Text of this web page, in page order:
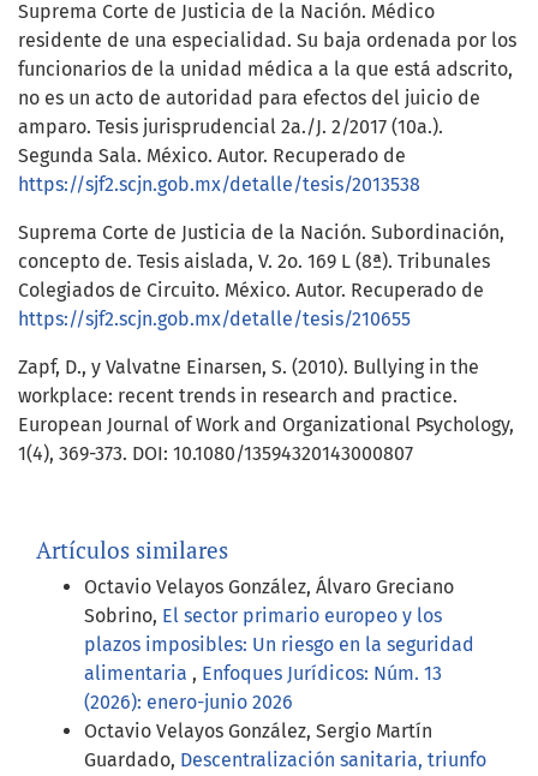
Suprema Corte de Justicia de la Nación. Médico
residente de una especialidad. Su baja ordenada por los
funcionarios de la unidad médica a la que está adscrito,
no es un acto de autoridad para efectos del juicio de
amparo. Tesis jurisprudencial 2a./J. 2/2017 (10a.).
Segunda Sala. México. Autor. Recuperado de
https://sjf2.scjn.gob.mx/detalle/tesis/2013538
Suprema Corte de Justicia de la Nación. Subordinación,
concepto de. Tesis aislada, V. 2o. 169 L (8ª). Tribunales
Colegiados de Circuito. México. Autor. Recuperado de
https://sjf2.scjn.gob.mx/detalle/tesis/210655
Zapf, D., y Valvatne Einarsen, S. (2010). Bullying in the
workplace: recent trends in research and practice.
European Journal of Work and Organizational Psychology,
1(4), 369-373. DOI: 10.1080/13594320143000807
Artículos similares
Octavio Velayos González, Álvaro Greciano
Sobrino, El sector primario europeo y los
plazos imposibles: Un riesgo en la seguridad
alimentaria , Enfoques Jurídicos: Núm. 13
(2026): enero-junio 2026
Octavio Velayos González, Sergio Martín
Guardado, Descentralización sanitaria, triunfo